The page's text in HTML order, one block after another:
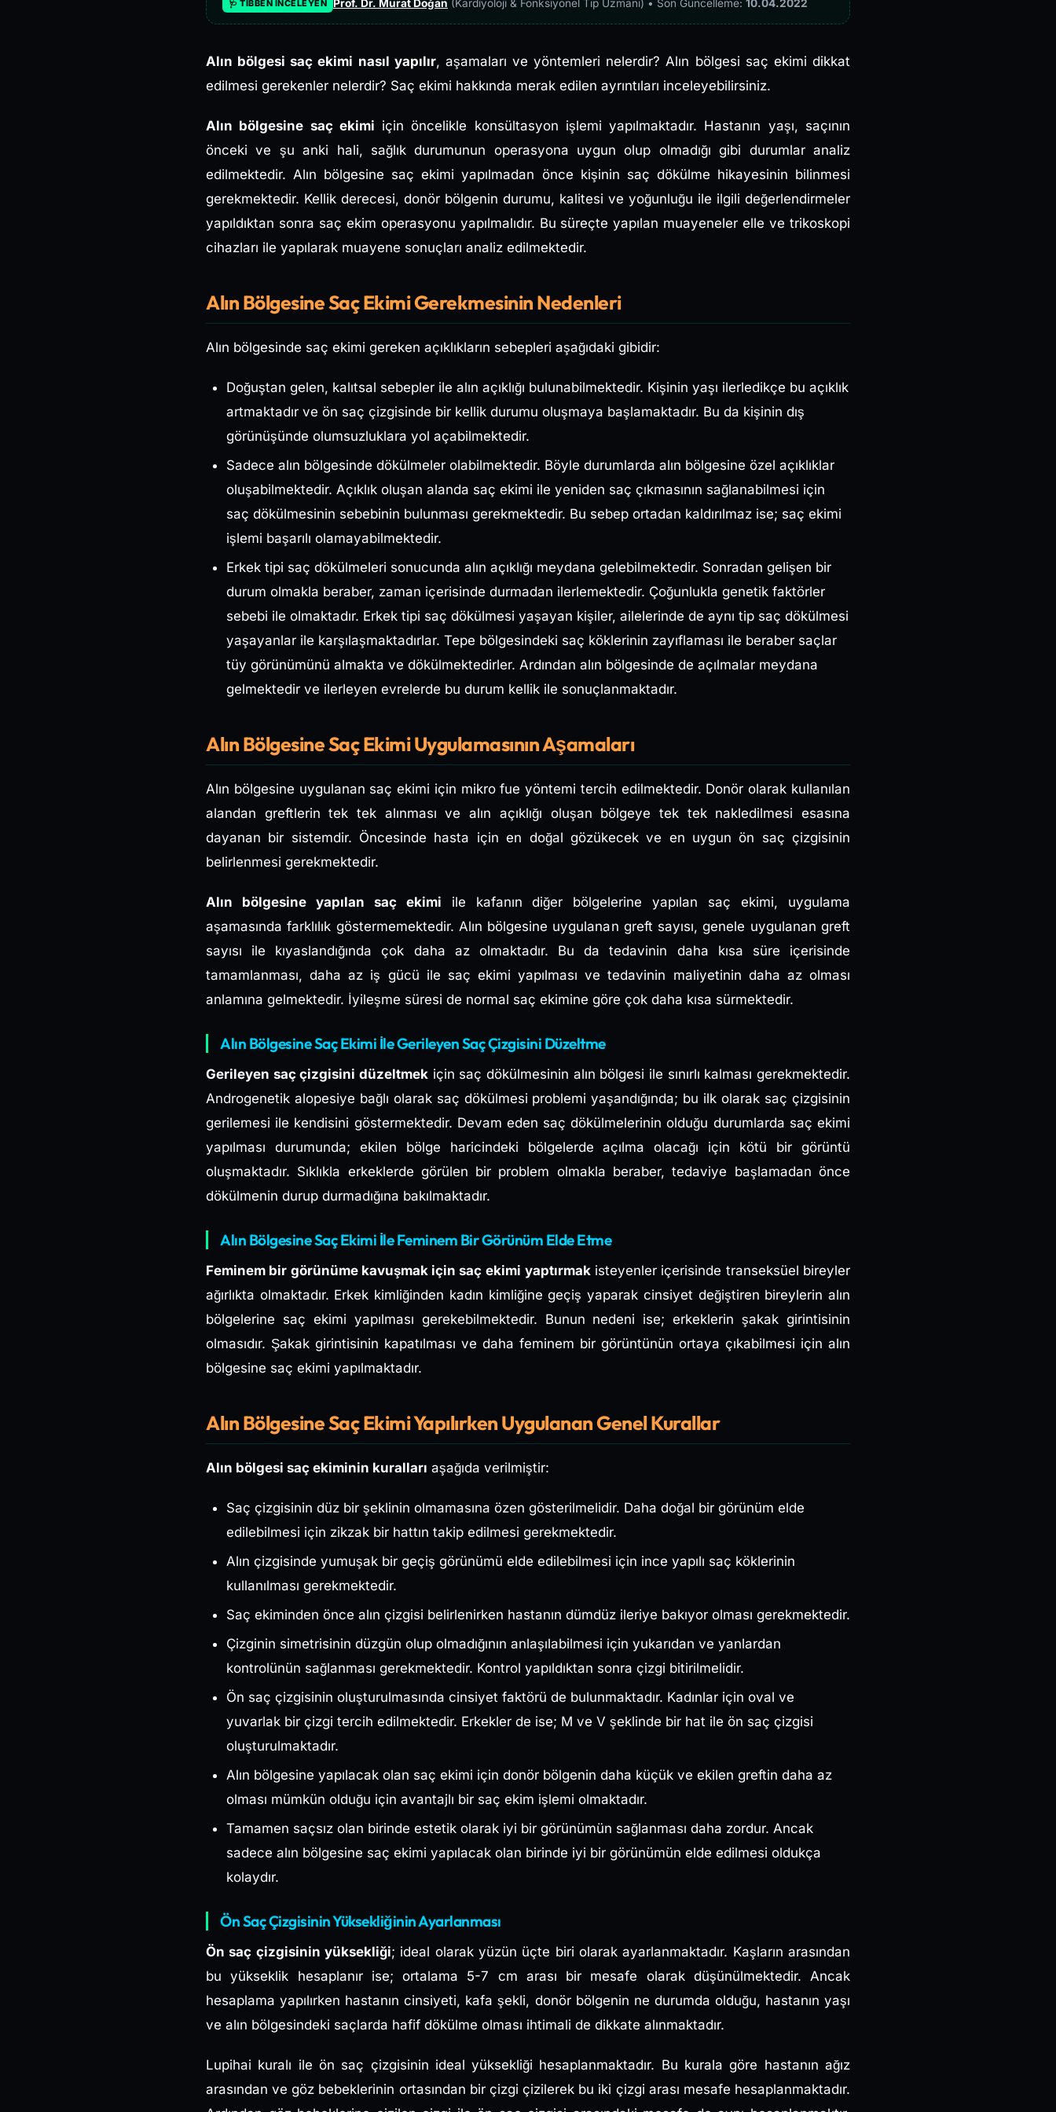
🩺 TIBBEN İNCELEYEN Prof. Dr. Murat Doğan (Kardiyoloji & Fonksiyonel Tıp Uzmanı) • Son Güncelleme: 10.04.2022
Alın bölgesi saç ekimi nasıl yapılır, aşamaları ve yöntemleri nelerdir? Alın bölgesi saç ekimi dikkat
edilmesi gerekenler nelerdir? Saç ekimi hakkında merak edilen ayrıntıları inceleyebilirsiniz.
Alın bölgesine saç ekimi için öncelikle konsültasyon işlemi yapılmaktadır. Hastanın yaşı, saçının
önceki ve şu anki hali, sağlık durumunun operasyona uygun olup olmadığı gibi durumlar analiz
edilmektedir. Alın bölgesine saç ekimi yapılmadan önce kişinin saç dökülme hikayesinin bilinmesi
gerekmektedir. Kellik derecesi, donör bölgenin durumu, kalitesi ve yoğunluğu ile ilgili değerlendirmeler
yapıldıktan sonra saç ekim operasyonu yapılmalıdır. Bu süreçte yapılan muayeneler elle ve trikoskopi
cihazları ile yapılarak muayene sonuçları analiz edilmektedir.
Alın Bölgesine Saç Ekimi Gerekmesinin Nedenleri
Alın bölgesinde saç ekimi gereken açıklıkların sebepleri aşağıdaki gibidir:
Doğuştan gelen, kalıtsal sebepler ile alın açıklığı bulunabilmektedir. Kişinin yaşı ilerledikçe bu açıklık
artmaktadır ve ön saç çizgisinde bir kellik durumu oluşmaya başlamaktadır. Bu da kişinin dış
görünüşünde olumsuzluklara yol açabilmektedir.
Sadece alın bölgesinde dökülmeler olabilmektedir. Böyle durumlarda alın bölgesine özel açıklıklar
oluşabilmektedir. Açıklık oluşan alanda saç ekimi ile yeniden saç çıkmasının sağlanabilmesi için
saç dökülmesinin sebebinin bulunması gerekmektedir. Bu sebep ortadan kaldırılmaz ise; saç ekimi
işlemi başarılı olamayabilmektedir.
Erkek tipi saç dökülmeleri sonucunda alın açıklığı meydana gelebilmektedir. Sonradan gelişen bir
durum olmakla beraber, zaman içerisinde durmadan ilerlemektedir. Çoğunlukla genetik faktörler
sebebi ile olmaktadır. Erkek tipi saç dökülmesi yaşayan kişiler, ailelerinde de aynı tip saç dökülmesi
yaşayanlar ile karşılaşmaktadırlar. Tepe bölgesindeki saç köklerinin zayıflaması ile beraber saçlar
tüy görünümünü almakta ve dökülmektedirler. Ardından alın bölgesinde de açılmalar meydana
gelmektedir ve ilerleyen evrelerde bu durum kellik ile sonuçlanmaktadır.
Alın Bölgesine Saç Ekimi Uygulamasının Aşamaları
Alın bölgesine uygulanan saç ekimi için mikro fue yöntemi tercih edilmektedir. Donör olarak kullanılan
alandan greftlerin tek tek alınması ve alın açıklığı oluşan bölgeye tek tek nakledilmesi esasına
dayanan bir sistemdir. Öncesinde hasta için en doğal gözükecek ve en uygun ön saç çizgisinin
belirlenmesi gerekmektedir.
Alın bölgesine yapılan saç ekimi ile kafanın diğer bölgelerine yapılan saç ekimi, uygulama
aşamasında farklılık göstermemektedir. Alın bölgesine uygulanan greft sayısı, genele uygulanan greft
sayısı ile kıyaslandığında çok daha az olmaktadır. Bu da tedavinin daha kısa süre içerisinde
tamamlanması, daha az iş gücü ile saç ekimi yapılması ve tedavinin maliyetinin daha az olması
anlamına gelmektedir. İyileşme süresi de normal saç ekimine göre çok daha kısa sürmektedir.
Alın Bölgesine Saç Ekimi İle Gerileyen Saç Çizgisini Düzeltme
Gerileyen saç çizgisini düzeltmek için saç dökülmesinin alın bölgesi ile sınırlı kalması gerekmektedir.
Androgenetik alopesiye bağlı olarak saç dökülmesi problemi yaşandığında; bu ilk olarak saç çizgisinin
gerilemesi ile kendisini göstermektedir. Devam eden saç dökülmelerinin olduğu durumlarda saç ekimi
yapılması durumunda; ekilen bölge haricindeki bölgelerde açılma olacağı için kötü bir görüntü
oluşmaktadır. Sıklıkla erkeklerde görülen bir problem olmakla beraber, tedaviye başlamadan önce
dökülmenin durup durmadığına bakılmaktadır.
Alın Bölgesine Saç Ekimi İle Feminem Bir Görünüm Elde Etme
Feminem bir görünüme kavuşmak için saç ekimi yaptırmakisteyenler içerisinde transeksüel bireyler
ağırlıkta olmaktadır. Erkek kimliğinden kadın kimliğine geçiş yaparak cinsiyet değiştiren bireylerin alın
bölgelerine saç ekimi yapılması gerekebilmektedir. Bunun nedeni ise; erkeklerin şakak girintisinin
olmasıdır. Şakak girintisinin kapatılması ve daha feminem bir görüntünün ortaya çıkabilmesi için alın
bölgesine saç ekimi yapılmaktadır.
Alın Bölgesine Saç Ekimi Yapılırken Uygulanan Genel Kurallar
Alın bölgesi saç ekiminin kuralları aşağıda verilmiştir:
Saç çizgisinin düz bir şeklinin olmamasına özen gösterilmelidir. Daha doğal bir görünüm elde
edilebilmesi için zikzak bir hattın takip edilmesi gerekmektedir.
Alın çizgisinde yumuşak bir geçiş görünümü elde edilebilmesi için ince yapılı saç köklerinin
kullanılması gerekmektedir.
Saç ekiminden önce alın çizgisi belirlenirken hastanın dümdüz ileriye bakıyor olması gerekmektedir.
Çizginin simetrisinin düzgün olup olmadığının anlaşılabilmesi için yukarıdan ve yanlardan
kontrolünün sağlanması gerekmektedir. Kontrol yapıldıktan sonra çizgi bitirilmelidir.
Ön saç çizgisinin oluşturulmasında cinsiyet faktörü de bulunmaktadır. Kadınlar için oval ve
yuvarlak bir çizgi tercih edilmektedir. Erkekler de ise; M ve V şeklinde bir hat ile ön saç çizgisi
oluşturulmaktadır.
Alın bölgesine yapılacak olan saç ekimi için donör bölgenin daha küçük ve ekilen greftin daha az
olması mümkün olduğu için avantajlı bir saç ekim işlemi olmaktadır.
Tamamen saçsız olan birinde estetik olarak iyi bir görünümün sağlanması daha zordur. Ancak
sadece alın bölgesine saç ekimi yapılacak olan birinde iyi bir görünümün elde edilmesi oldukça
kolaydır.
Ön Saç Çizgisinin Yüksekliğinin Ayarlanması
Ön saç çizgisinin yüksekliği; ideal olarak yüzün üçte biri olarak ayarlanmaktadır. Kaşların arasından
bu yükseklik hesaplanır ise; ortalama 5-7 cm arası bir mesafe olarak düşünülmektedir. Ancak
hesaplama yapılırken hastanın cinsiyeti, kafa şekli, donör bölgenin ne durumda olduğu, hastanın yaşı
ve alın bölgesindeki saçlarda hafif dökülme olması ihtimali de dikkate alınmaktadır.
Lupihai kuralı ile ön saç çizgisinin ideal yüksekliği hesaplanmaktadır. Bu kurala göre hastanın ağız
arasından ve göz bebeklerinin ortasından bir çizgi çizilerek bu iki çizgi arası mesafe hesaplanmaktadır.